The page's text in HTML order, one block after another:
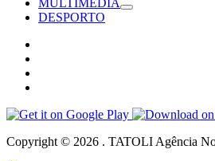
MULTIMÉDIA
DESPORTO
Copyright © 2026 . TATOLI Agência